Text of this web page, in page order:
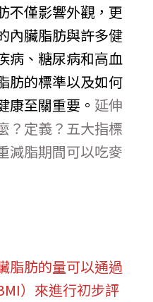
不僅影響外觀，更
內臟脂肪與許多健
病、糖尿病和高血
肪的標準以及如何
康至關重要。 延伸
？定義？五大指標
減脂期間可以吃麥
脂肪的量可以通過
）來進行初步評